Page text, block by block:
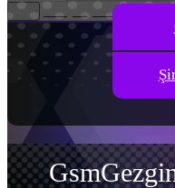
Ara Gelişmiş Arama…